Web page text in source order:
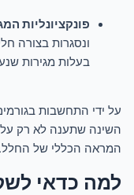
פונקציונליות
ונסגרות בצורה
בעלות מגירות
על ידי התחשבות
השינה שתענה לא רק
המראה הכללי של החלל.
למה כדאי